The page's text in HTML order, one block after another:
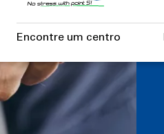
content
Encontre um centro